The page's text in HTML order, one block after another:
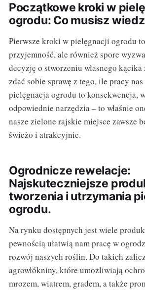
Początkowe kroki w
ogrodu: Co musisz
Pierwsze kroki w pielęgnacji ogrodu
przyjemność, ale również spore
decyzję o stworzeniu własnego
zdać sobie sprawę z tego, ile pracy nas
pielęgnacja ogrodu to konsekwencja,
odpowiednie narzędzia – to właśnie
nasze zielone rajskie miejsce zawsze
świeżo i atrakcyjnie.
Ogrodnicze rewelacje:
Najskuteczniejsze
tworzenia i utrzymania
ogrodu.
Na rynku dostępnych jest wiele
pewnością ułatwią nam pracę w
rozwój naszych roślin. Do takich
agrowłókniny, które umożliwiają
mrozem, wiatrem, gradem, a także